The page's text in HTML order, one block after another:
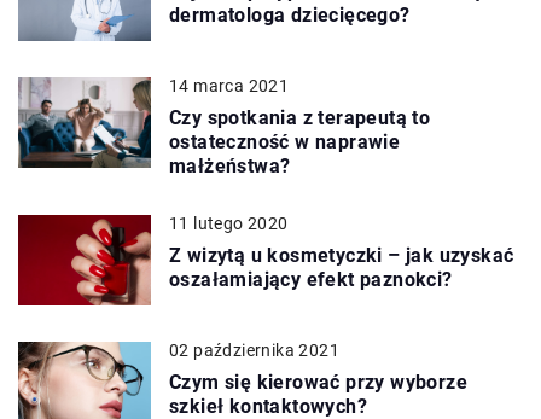
dermatologa dziecięcego?
14 marca 2021
Czy spotkania z terapeutą to
ostateczność w naprawie
małżeństwa?
11 lutego 2020
Z wizytą u kosmetyczki – jak uzyskać
oszałamiający efekt paznokci?
02 października 2021
Czym się kierować przy wyborze
szkieł kontaktowych?